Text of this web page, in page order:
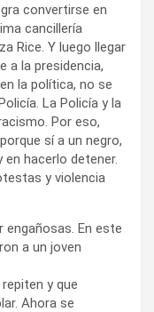
convertirse en
cancillería
Rice. Y luego llegar
a la presidencia,
la política, no se
La Policía y la
Por eso,
sí a un negro,
hacerlo detener.
y violencia
engañosas. En este
a un joven
y que
Ahora se